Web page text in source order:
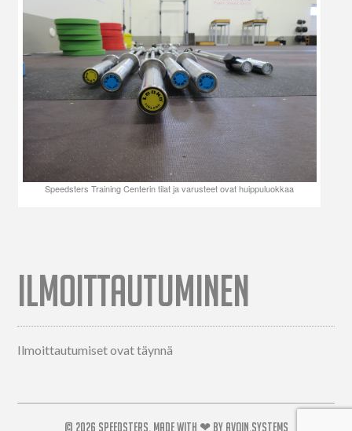
Speedsters Training Centerin tilat ja varusteet ovat huippuluokkaa
ILMOITTAUTUMINEN
Ilmoittautumiset ovat täynnä
© 2026 SPEEDSTERS. MADE WITH ❤ BY AVOIN.SYSTEMS